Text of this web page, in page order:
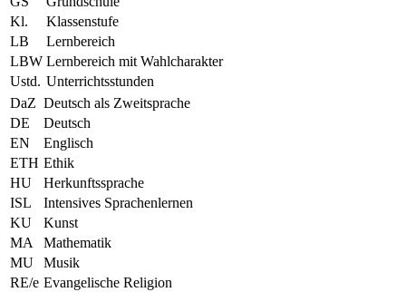
Kl.
Klassenstufe
LB
Lernbereich
LBW Lernbereich mit Wahlcharakter
Ustd. Unterrichtsstunden
DaZ Deutsch als Zweitsprache
DE
Deutsch
EN
Englisch
ETH Ethik
HU
Herkunftssprache
ISL
Intensives Sprachenlernen
KU
Kunst
MA
Mathematik
MU
Musik
RE/e Evangelische Religion